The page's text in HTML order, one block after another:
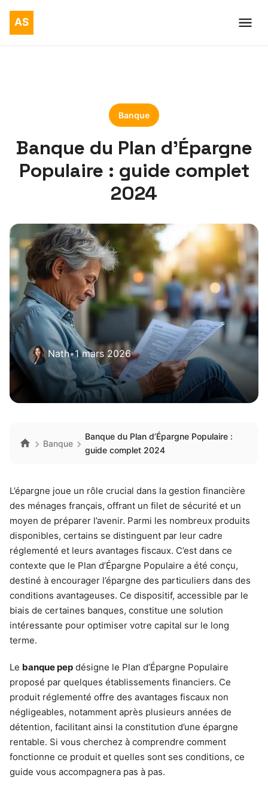
Banque
Banque du Plan d’Épargne
Populaire : guide complet
2024
Nath•1 mars 2026
Banque
Banque du Plan d’Épargne Populaire :
guide complet 2024
L’épargne joue un rôle crucial dans la gestion financière
des ménages français, offrant un filet de sécurité et un
moyen de préparer l’avenir. Parmi les nombreux produits
disponibles, certains se distinguent par leur cadre
réglementé et leurs avantages fiscaux. C’est dans ce
contexte que le Plan d’Épargne Populaire a été conçu,
destiné à encourager l’épargne des particuliers dans des
conditions avantageuses. Ce dispositif, accessible par le
biais de certaines banques, constitue une solution
intéressante pour optimiser votre capital sur le long
terme.
Le banque pep désigne le Plan d’Épargne Populaire
proposé par quelques établissements financiers. Ce
produit réglementé offre des avantages fiscaux non
négligeables, notamment après plusieurs années de
détention, facilitant ainsi la constitution d’une épargne
rentable. Si vous cherchez à comprendre comment
fonctionne ce produit et quelles sont ses conditions, ce
guide vous accompagnera pas à pas.